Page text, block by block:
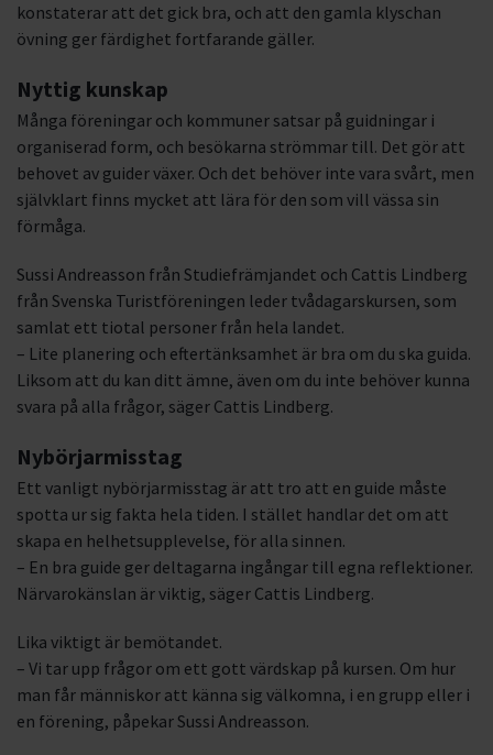
konstaterar att det gick bra, och att den gamla klyschan
övning ger färdighet fortfarande gäller.
Nyttig kunskap
Många föreningar och kommuner satsar på guidningar i
organiserad form, och besökarna strömmar till. Det gör att
behovet av guider växer. Och det behöver inte vara svårt, men
självklart finns mycket att lära för den som vill vässa sin
förmåga.
Sussi Andreasson från Studiefrämjandet och Cattis Lindberg
från Svenska Turistföreningen leder tvådagarskursen, som
samlat ett tiotal personer från hela landet.
– Lite planering och eftertänksamhet är bra om du ska guida.
Liksom att du kan ditt ämne, även om du inte behöver kunna
svara på alla frågor, säger Cattis Lindberg.
Nybörjarmisstag
Ett vanligt nybörjarmisstag är att tro att en guide måste
spotta ur sig fakta hela tiden. I stället handlar det om att
skapa en helhetsupplevelse, för alla sinnen.
– En bra guide ger deltagarna ingångar till egna reflektioner.
Närvarokänslan är viktig, säger Cattis Lindberg.
Lika viktigt är bemötandet.
– Vi tar upp frågor om ett gott värdskap på kursen. Om hur
man får människor att känna sig välkomna, i en grupp eller i
en förening, påpekar Sussi Andreasson.